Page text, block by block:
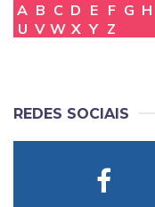
A B C D E F G H
U V W X Y Z
REDES SOCIAIS